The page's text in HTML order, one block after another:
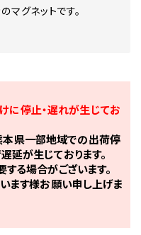
マグネットです。
に停止・遅れが生じてお
本県一部地域での出荷停
延が生じております。
る場合がございます。
ます様お願い申し上げま